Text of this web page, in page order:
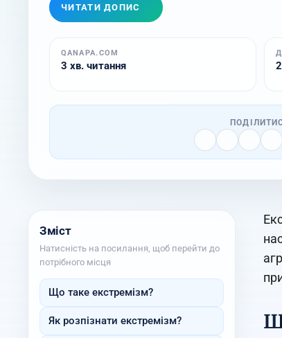
ЧИТАТИ ДОПИС
QANAPA.COM
3 хв. читання
Зміст
Натисність на посилання, щоб перейти до
потрібного місця
Що таке екстремізм?
Як розпізнати екстремізм?